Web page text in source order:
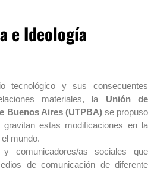
e Ideología
tecnológico y sus consecuentes
materiales, la Unión de
Buenos Aires (UTPBA)se propuso
estas modificaciones en la
mundo.
comunicadores/as sociales que
de comunicación de diferente